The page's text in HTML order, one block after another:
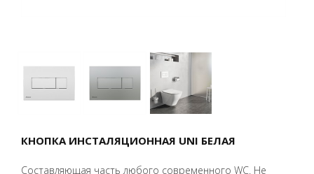
КНОПКА ИНСТАЛЯЦИОННАЯ UNI БЕЛАЯ
Составляющая часть любого современного WC. Не